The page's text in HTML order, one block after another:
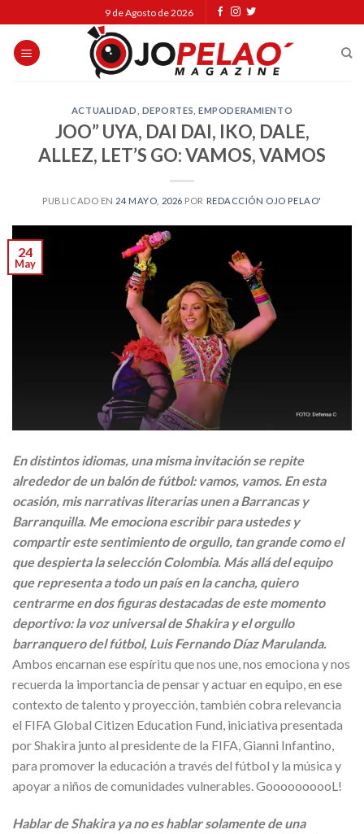
to
content
9 de Agosto de 2026
ACTUALIDAD DEPORTES ,EMPODERAMIENTO
JOO” UYA, DAI DAI, IKO, DALE,
ALLEZ, LET’S GO: VAMOS, VAMOS
PUBLICADO EN 24 MAYO, 2026 POR REDACCIÓN OJO PELAO'
24
May
En distintos idiomas, una misma invitación se repite
alrededor de un balón de fútbol: vamos, vamos. En esta
ocasión, mis narrativas literarias unen a Barrancas y
Barranquilla. Me emociona escribir para ustedes y
compartir este sentimiento de orgullo, tan grande como el
que despierta la selección Colombia. Más allá del equipo
que representa a todo un país en la cancha, quiero
centrarme en dos figuras destacadas de este momento
deportivo: la voz universal de Shakira y el orgullo
barranquero del fútbol, Luis Fernando Díaz Marulanda.
Ambos encarnan ese espíritu que nos une, nos emociona y nos
recuerda la importancia de pensar y actuar en equipo, en ese
contexto de talento y proyección, también cobra relevancia
el FIFA Global Citizen Education Fund, iniciativa presentada
por Shakira junto al presidente de la FIFA, Gianni Infantino,
para promover la educación a través del fútbol y la música y
apoyar a niños de comunidades vulnerables. GoooooooooL!
Hablar de Shakira ya no es hablar solamente de una